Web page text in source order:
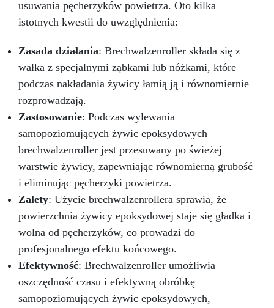
technologii, mieszalnik pozwala uzyskać
perfekcyjne i jednolite mieszanie żywic
epoksydowych, zapewniając profesjonalne
rezultaty.
Łatwy w użyciu, czyszczeniu i
wielokrotnego użytku: mieszalnik jest
zaprojektowany tak, aby był łatwy w użyciu
nawet dla osób bez doświadczenia w mieszaniu
żywic. Ponadto, jest łatwy do czyszczenia i
wielokrotnego użytku, co czyni go ekologicznym
i ekonomicznym wyborem.
Oszczędza czas:
dzięki innowacyjnej technologii, mieszalnik
pozwala uzyskać perfekcyjne i jednolite
mieszanie żywic epoksydowych szybko i łatwo,
oszczędzając czas i wysiłek. Jeśli chcesz
uzyskać profesjonalne rezultaty w mieszaniu
żywic epoksydowych i oszczędzić czas i
wysiłek, kup nasz mieszalnik anty-
pęcherzykowy już dziś.
usuwania pęcherzyków powietrza. Oto kilka
istotnych kwestii do uwzględnienia:
Zasada działania: Brechwalzenroller składa się z
wałka z specjalnymi ząbkami lub nóżkami, które
podczas nakładania żywicy łamią ją i równomiernie
rozprowadzają.
Zastosowanie: Podczas wylewania
samopoziomujących żywic epoksydowych
brechwalzenroller jest przesuwany po świeżej
warstwie żywicy, zapewniając równomierną grubość
i eliminując pęcherzyki powietrza.
Zalety: Użycie brechwalzenrollera sprawia, że
powierzchnia żywicy epoksydowej staje się gładka i
wolna od pęcherzyków, co prowadzi do
profesjonalnego efektu końcowego.
Efektywność: Brechwalzenroller umożliwia
oszczędność czasu i efektywną obróbkę
samopoziomujących żywic epoksydowych,